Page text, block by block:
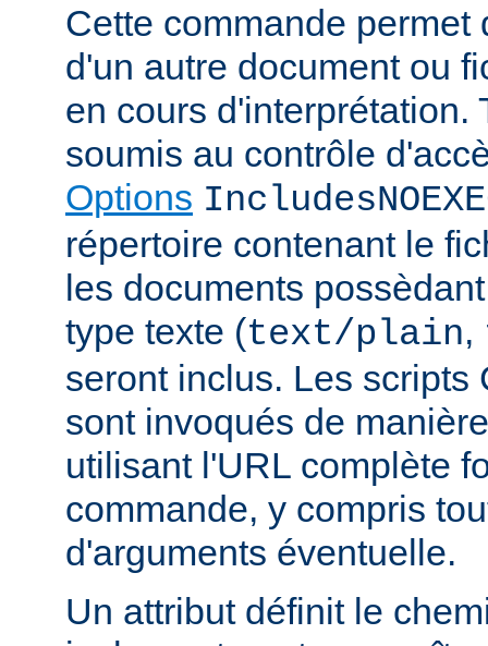
Cette commande permet
d'un autre document ou
en cours d'interprétation.
soumis au contrôle
Options
répertoire contenant le
les documents
type texte (text/plain,
seront inclus. Les scripts
sont invoqués de
utilisant l'URL complète
commande, y compris
d'arguments éventuelle.
Un attribut définit le